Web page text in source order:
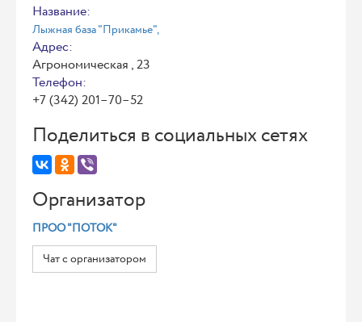
Название:
Лыжная база "Прикамье",
Адрес:
Агрономическая , 23
Телефон:
+7 (342) 201–70–52
Поделиться в социальных сетях
Организатор
ПРОО "ПОТОК"
Чат с организатором